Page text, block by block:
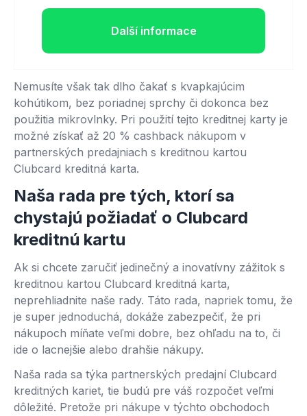
Další informace
Nemusíte však tak dlho čakať s kvapkajúcim
kohútikom, bez poriadnej sprchy či dokonca bez
použitia mikrovlnky. Pri použití tejto kreditnej karty je
možné získať až 20 % cashback nákupom v
partnerských predajniach s kreditnou kartou
Clubcard kreditná karta.
Naša rada pre tých, ktorí sa
chystajú požiadať o Clubcard
kreditnú kartu
Ak si chcete zaručiť jedinečný a inovatívny zážitok s
kreditnou kartou Clubcard kreditná karta,
neprehliadnite naše rady. Táto rada, napriek tomu, že
je super jednoduchá, dokáže zabezpečiť, že pri
nákupoch míňate veľmi dobre, bez ohľadu na to, či
ide o lacnejšie alebo drahšie nákupy.
Naša rada sa týka partnerských predajní Clubcard
kreditných kariet, tie budú pre váš rozpočet veľmi
dôležité. Pretože pri nákupe v týchto obchodoch